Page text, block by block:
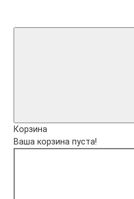
Корзина
Ваша корзина пуста!